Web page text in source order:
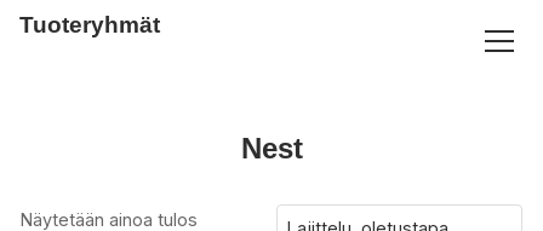
Tuoteryhmät
Nest
Näytetään ainoa tulos